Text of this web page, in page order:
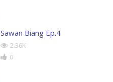
Sawan Biang Ep.4
2.36K
0